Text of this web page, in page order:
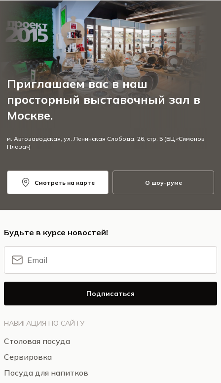
Приглашаем вас в наш
просторный выставочный зал в
Москве.
м. Автозаводская, ул. Ленинская Слобода, 26, стр. 5 (БЦ «Симонов
Плаза»)
Смотреть на карте О шоу-руме
НАВИГАЦИЯ ПО САЙТУ
Столовая посуда
Сервировка
Посуда для напитков
Будьте в курсе новостей!
Подписаться